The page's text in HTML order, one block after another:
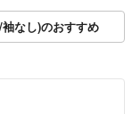
なし)のおすすめ